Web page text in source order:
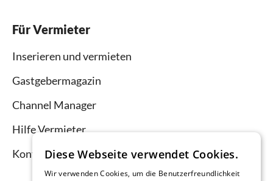
Für Vermieter
Inserieren und vermieten
Gastgebermagazin
Channel Manager
Hilfe Vermieter
KontaktDiese Webseite verwendet Cookies.
Wir verwenden Cookies, um die Benutzerfreundlichkeit